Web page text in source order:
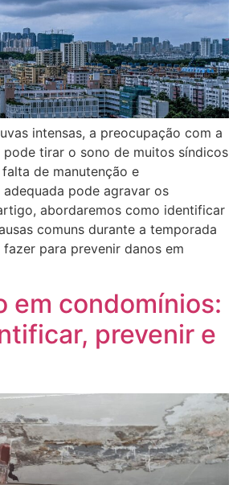
intensas, a preocupação com a
tirar o sono de muitos síndicos
de manutenção e
pode agravar os
abordaremos como identificar
comuns durante a temporada
para prevenir danos em
em condomínios:
prevenir e